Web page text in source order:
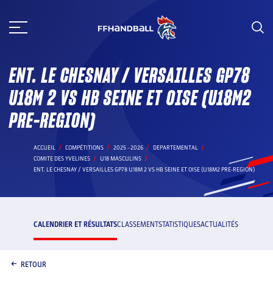
au
ENT. LE CHESNAY / VERSAILLES GP78
U18M 2 VS HB SEINE ET OISE (U18M2
PRE-REGION)
ACCUEIL COMPÉTITIONS 2025 - 2026
DEPARTEMENTAL
COMITE DES YVELINES
U18 MASCULINS
ENT. LE CHESNAY / VERSAILLES GP78 U18M 2 VS HB SEINE ET OISE (U18M2 PRE-REGION)
CALENDRIER ET RÉSULTATSCLASSEMENTSTATISTIQUESACTUALITÉS
RETOUR